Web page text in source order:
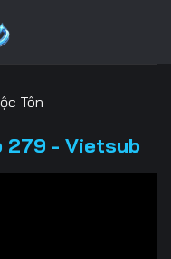
Tôn
279 - Vietsub